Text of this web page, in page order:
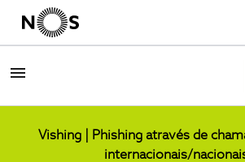
Vishing | Phishing através de
internacionais/